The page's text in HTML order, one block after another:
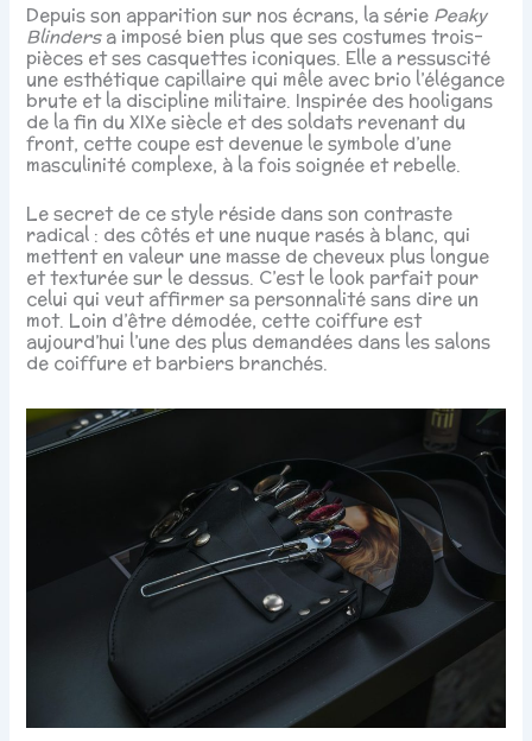
Depuis son apparition sur nos écrans, la série Peaky
Blindersa imposé bien plus que ses costumes trois-
pièces et ses casquettes iconiques. Elle a ressuscité
une esthétique capillaire qui mêle avec brio l’élégance
brute et la discipline militaire. Inspirée des hooligans
de la fin du XIXe siècle et des soldats revenant du
front, cette coupe est devenue le symbole d’une
masculinité complexe, à la fois soignée et rebelle.
Le secret de ce style réside dans son contraste
radical : des côtés et une nuque rasés à blanc, qui
mettent en valeur une masse de cheveux plus longue
et texturée sur le dessus. C’est le look parfait pour
celui qui veut affirmer sa personnalité sans dire un
mot. Loin d’être démodée, cette coiffure est
aujourd’hui l’une des plus demandées dans les salons
de coiffure et barbiers branchés.